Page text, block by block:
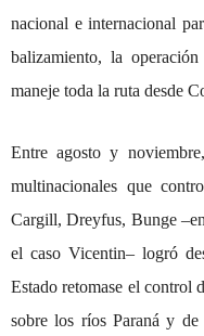
nacional e internacional
balizamiento, la
maneje toda la ruta desde
Entre agosto y
multinacionales que
Cargill, Dreyfus, Bunge
el caso Vicentin– logró
Estado retomase el control
sobre los ríos Paraná y